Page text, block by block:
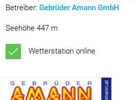
Betreiber: Gebrüder Amann GmbH
Seehöhe 447 m
Wetterstation online